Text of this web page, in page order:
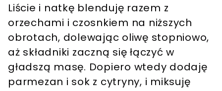
Liście i natkę blenduję razem z
orzechami i czosnkiem na niższych
obrotach, dolewając oliwę stopniowo,
aż składniki zaczną się łączyć w
gładszą masę. Dopiero wtedy dodaję
parmezan i sok z cytryny, i miksuję